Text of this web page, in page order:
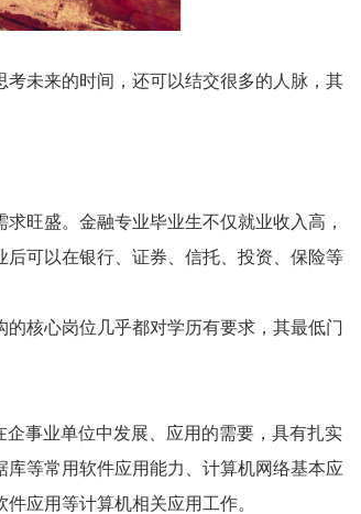
未来的时间，还可以结交很多的人脉，其
旺盛。金融专业毕业生不仅就业收入高，
可以在银行、证券、信托、投资、保险等
核心岗位几乎都对学历有要求，其最低门
事业单位中发展、应用的需要，具有扎实
等常用软件应用能力、计算机网络基本应
应用等计算机相关应用工作。